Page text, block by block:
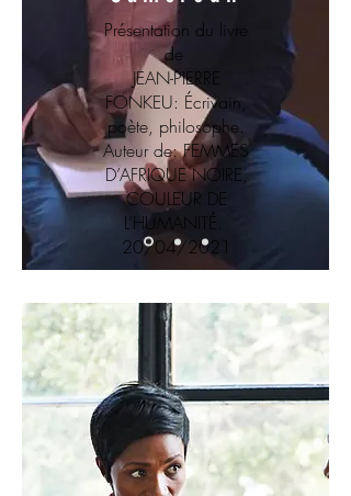
Présentation du livre
de
JEAN-PIERRE
FONKEU: Écrivain,
poète, philosophe.
Auteur de: FEMMES
D’AFRIQUE NOIRE,
COULEUR DE
L’HUMANITÉ.
20/04/2021